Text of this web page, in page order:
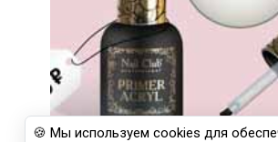
🍪 Мы используем cookies для